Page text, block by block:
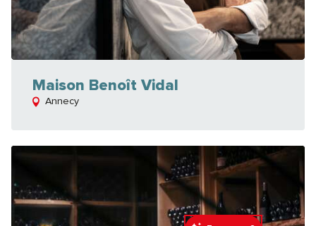
Maison Benoît Vidal
Annecy